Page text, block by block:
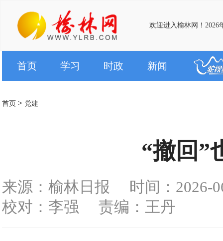
欢迎进入榆林网！2026
首页 学习 时政 新闻
首页 > 党建
“撤回”
来源：榆林日报
时间：2026-
校对：李强
责编：王丹